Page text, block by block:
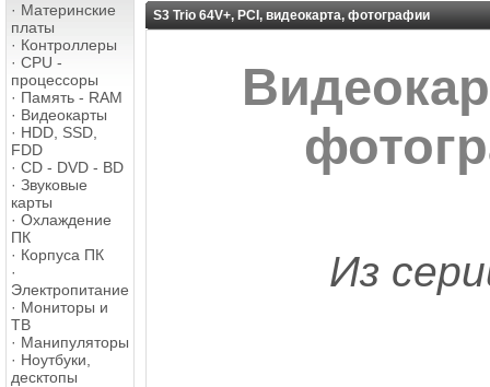
· Материнские
платы
· Контроллеры
· CPU -
процессоры
· Память - RAM
· Видеокарты
· HDD, SSD,
FDD
· CD - DVD - BD
· Звуковые
карты
· Охлаждение
ПК
· Корпуса ПК
·
Электропитание
· Мониторы и
ТВ
· Манипуляторы
· Ноутбуки,
десктопы
S3 Trio 64V+, PCI, видеокарта, фотографии
Из